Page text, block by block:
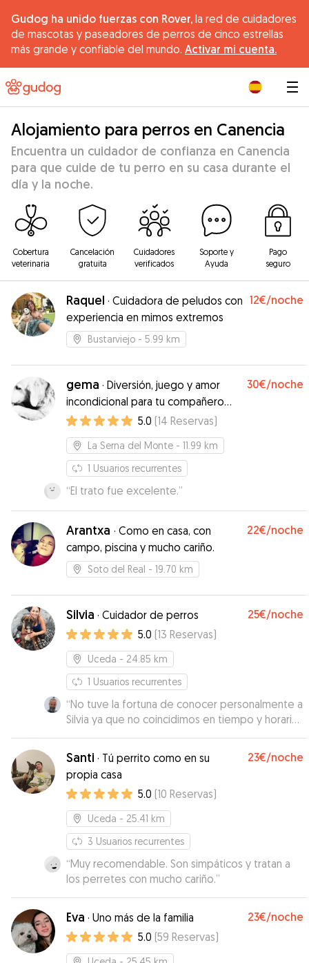
Gudog ha unido fuerzas con Rover, la red de cuidadores
de mascotas y paseadores de perros de cinco estrellas
más grande y confiable del mundo. Activar mi cuenta.
Alojamiento para perros en Canencia
Encuentra un cuidador de confianza en Canencia
para que cuide de tu perro en su casa durante el
día y la noche.
Cobertura
veterinaria
Cancelación
gratuita
Cuidadores
verificados
Soporte y
Ayuda
Pago
seguro
Raquel · Cuidadora de peludos con
experiencia en mimos extremos
12€/noche
Bustarviejo - 5.99 km
gema · Diversión, juego y amor
incondicional para tu compañero
perruno
30€/noche
5.0 (14 Reservas)
La Serna del Monte - 11.99 km
1 Usuarios recurrentes
“El trato fue excelente.”
Arantxa · Como en casa, con
campo, piscina y mucho cariño.
22€/noche
Soto del Real - 19.70 km
Silvia · Cuidador de perros 25€/noche
5.0 (13 Reservas)
Uceda - 24.85 km
1 Usuarios recurrentes
“No tuve la fortuna de conocer personalmente a
Silvia ya que no coincidimos en tiempo y horario,
pero su madre que fue quien nos recibió, fue
encantadora.. Muy atentas ambas en hacerme
saber que la Ylla estaba bien en todo momento
y muy agradecido por su excelente disposición
a cuidármela con tan poco margen de tiempo.
Literalmente me salvaron "in extremis".
¡GRACIAS!”
Santi · Tú perrito como en su
propia casa
23€/noche
5.0 (10 Reservas)
Uceda - 25.41 km
3 Usuarios recurrentes
“Muy recomendable. Son simpáticos y tratan a
los perretes con mucho cariño.”
Eva · Uno más de la familia 23€/noche
5.0 (59 Reservas)